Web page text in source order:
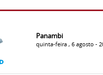
Panambi
quinta-feira , 6 agosto -